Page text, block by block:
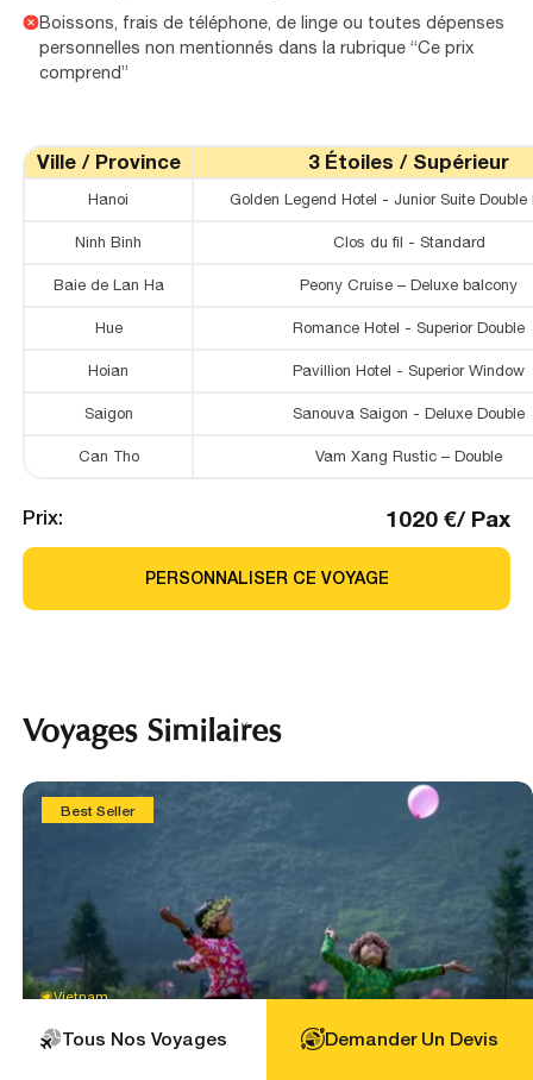
Tous Nos Voyages Demander Un Devis
Boissons, frais de téléphone, de linge ou toutes dépenses
personnelles non mentionnés dans la rubrique “Ce prix
comprend”
Ville / Province 3 Étoiles / Supérieur
Hanoi Golden Legend Hotel - Junior Suite Double
Ninh Binh Clos du fil - Standard
Baie de Lan Ha Peony Cruise – Deluxe balcony
Hue Romance Hotel - Superior Double
Hoian Pavillion Hotel - Superior Window
Saigon Sanouva Saigon - Deluxe Double
Can Tho Vam Xang Rustic – Double
Prix: 1020 €/ Pax
PERSONNALISER CE VOYAGE
Voyages Similaires
Best Seller
Vietnam